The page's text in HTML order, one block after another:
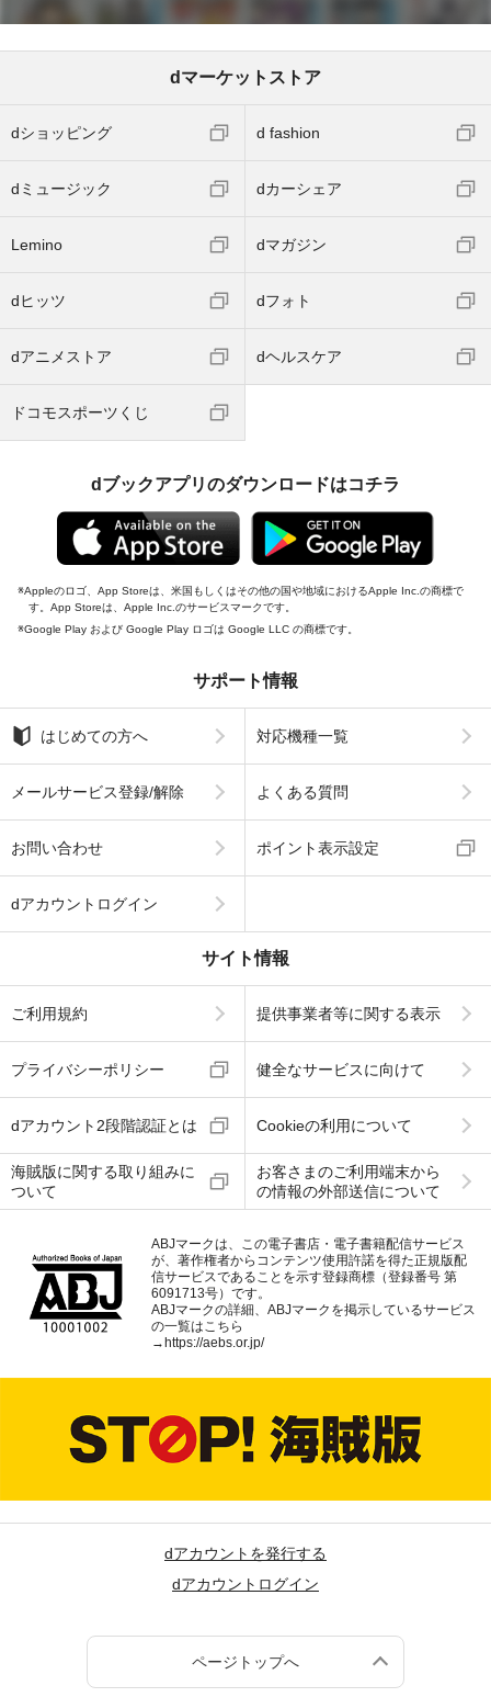
dマーケットストア
dショッピング d fashion
dミュージック dカーシェア
Lemino dマガジン
dヒッツ dフォト
dアニメストア dヘルスケア
ドコモスポーツくじ
dブックアプリのダウンロードはコチラ
Appleのロゴ、App Storeは、米国もしくはその他の国や地域におけるApple Inc.の商標で
す。App Storeは、Apple Inc.のサービスマークです。
Google Play および Google Play ロゴは Google LLC の商標です。
サポート情報
はじめての方へ 対応機種一覧
メールサービス登録/解除 よくある質問
お問い合わせ ポイント表示設定
dアカウントログイン
サイト情報
ご利用規約 提供事業者等に関する表示
プライバシーポリシー 健全なサービスに向けて
dアカウント2段階認証とは Cookieの利用について
海賊版に関する取り組みに
ついて
お客さまのご利用端末から
の情報の外部送信について
ABJマークは、この電子書店・電子書籍配信サービス
が、著作権者からコンテンツ使用許諾を得た正規版配
信サービスであることを示す登録商標（登録番号 第
6091713号）です。
ABJマークの詳細、ABJマークを掲示しているサービス
の一覧はこちら
→https://aebs.or.jp/
dアカウントを発行する
dアカウントログイン
ページトップへ